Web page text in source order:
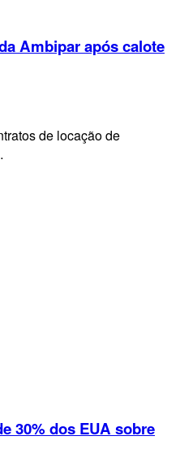
Ambipar após calote
de locação de
30% dos EUA sobre